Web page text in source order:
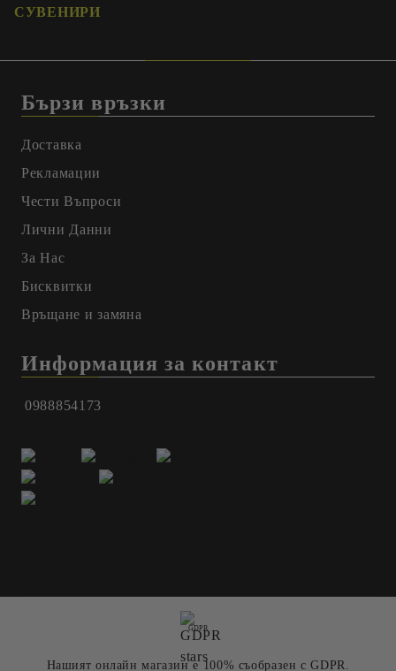
СУВЕНИРИ
Бързи връзки
Доставка
Рекламации
Чести Въпроси
Лични Данни
За Нас
Бисквитки
Връщане и замяна
Информация за контакт
0988854173
GDPR
Нашият онлайн магазин е 100% съобразен с GDPR.